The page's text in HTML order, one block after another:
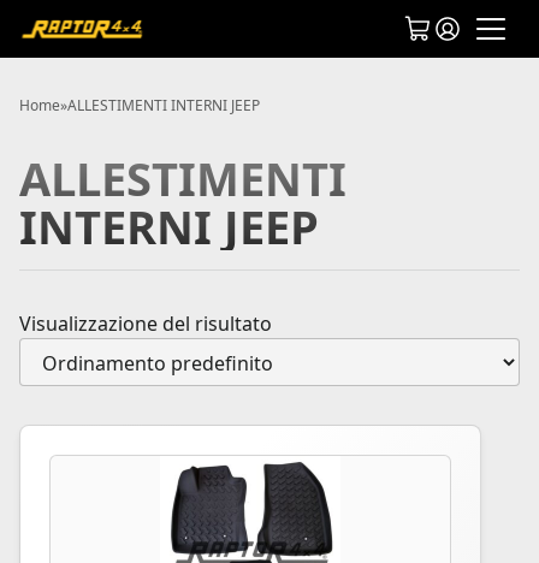
Home»ALLESTIMENTI INTERNI JEEP
ALLESTIMENTI
INTERNI JEEP
Visualizzazione del risultato